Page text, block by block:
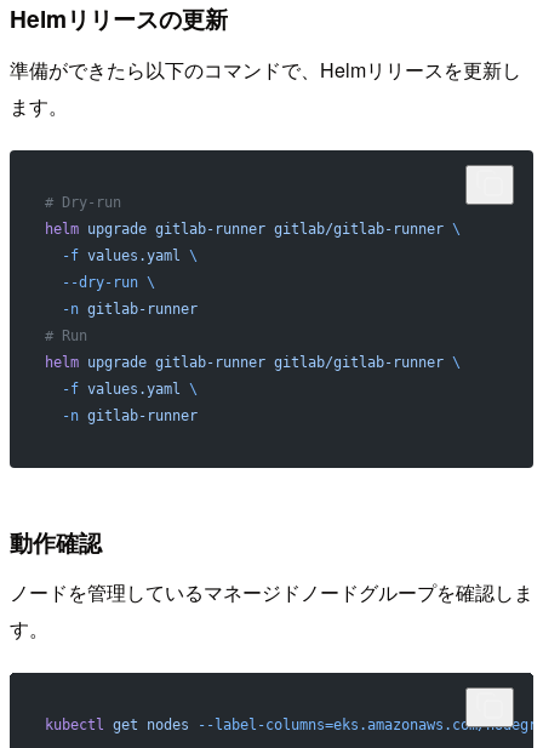
Helmリリースの更新
準備ができたら以下のコマンドで、Helmリリースを更新し
ます。
# Dry-run
helm upgrade gitlab-runner gitlab/gitlab-runner \
  -f
values.yaml
\
  --dry-run
\
  -n
gitlab-runner
# Run
helm upgrade gitlab-runner gitlab/gitlab-runner \
  -f
values.yaml
\
  -n
gitlab-runner
動作確認
ノードを管理しているマネージドノードグループを確認しま
す。
kubectl get nodes --label-columns=eks.amazonaws.com/